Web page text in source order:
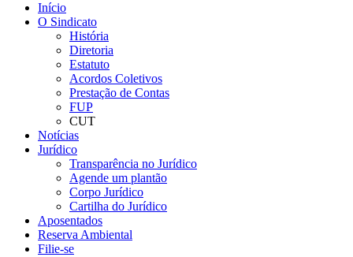
Início
O Sindicato
História
Diretoria
Estatuto
Acordos Coletivos
Prestação de Contas
FUP
CUT
Notícias
Jurídico
Transparência no Jurídico
Agende um plantão
Corpo Jurídico
Cartilha do Jurídico
Aposentados
Reserva Ambiental
Filie-se